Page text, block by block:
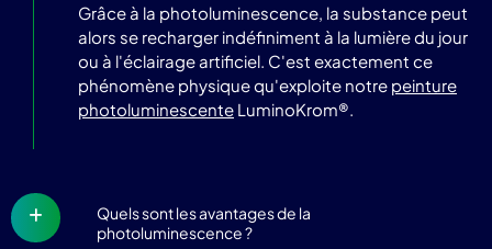
Grâce à la photoluminescence, la substance peut
alors se recharger indéfiniment à la lumière du jour
ou à l'éclairage artificiel. C'est exactement ce
phénomène physique qu'exploite notre peinture
photoluminescente LuminoKrom®.
Quels sont les avantages de la
photoluminescence ?